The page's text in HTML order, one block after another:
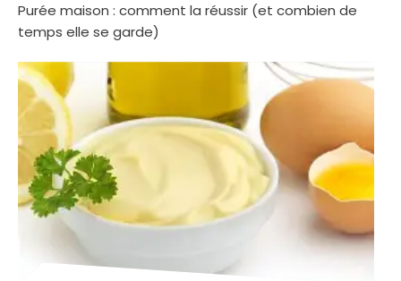
Purée maison : comment la réussir (et combien de
temps elle se garde)